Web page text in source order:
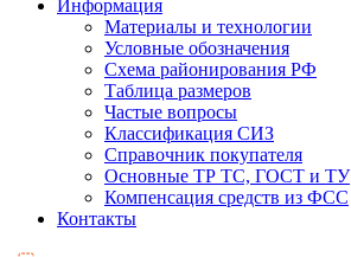
Информация
Материалы и технологии
Условные обозначения
Схема районирования РФ
Таблица размеров
Частые вопросы
Классификация СИЗ
Справочник покупателя
Основные ТР ТС, ГОСТ и ТУ
Компенсация средств из ФСС
Контакты